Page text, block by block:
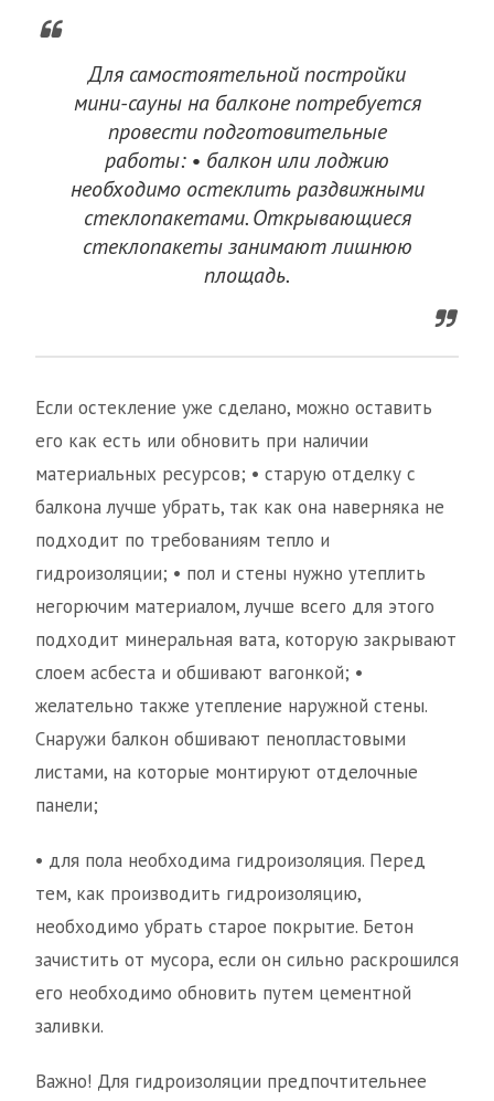
Для самостоятельной постройки
мини-сауны на балконе потребуется
провести подготовительные
работы: • балкон или лоджию
необходимо остеклить раздвижными
стеклопакетами. Открывающиеся
стеклопакеты занимают лишнюю
площадь.
Если остекление уже сделано, можно оставить
его как есть или обновить при наличии
материальных ресурсов; • старую отделку с
балкона лучше убрать, так как она наверняка не
подходит по требованиям тепло и
гидроизоляции; • пол и стены нужно утеплить
негорючим материалом, лучше всего для этого
подходит минеральная вата, которую закрывают
слоем асбеста и обшивают вагонкой; •
желательно также утепление наружной стены.
Снаружи балкон обшивают пенопластовыми
листами, на которые монтируют отделочные
панели;
• для пола необходима гидроизоляция. Перед
тем, как производить гидроизоляцию,
необходимо убрать старое покрытие. Бетон
зачистить от мусора, если он сильно раскрошился
его необходимо обновить путем цементной
заливки.
Важно! Для гидроизоляции предпочтительнее